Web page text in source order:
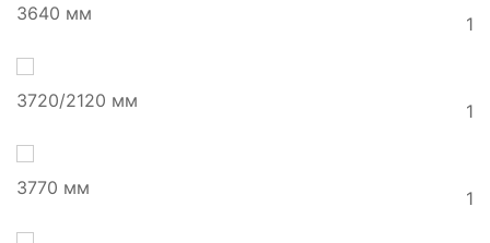
3640 мм 1
3720/2120 мм 1
3770 мм 1